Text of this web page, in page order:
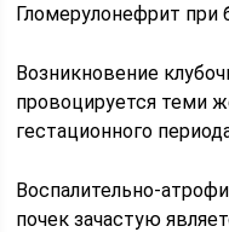
Гломерулонефрит при
Возникновение
провоцируется теми
гестационного
Воспалительно-
почек зачастую